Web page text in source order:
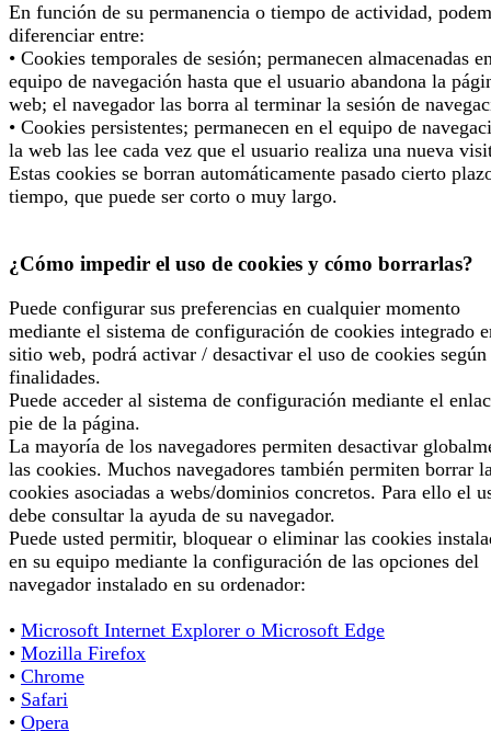
En función de su permanencia o tiempo de actividad,
diferenciar entre:
• Cookies temporales de sesión; permanecen almacenadas
equipo de navegación hasta que el usuario abandona la
web; el navegador las borra al terminar la sesión de
• Cookies persistentes; permanecen en el equipo de
la web las lee cada vez que el usuario realiza una nueva
Estas cookies se borran automáticamente pasado cierto
tiempo, que puede ser corto o muy largo.
¿Cómo impedir el uso de cookies y cómo borrarlas?
Puede configurar sus preferencias en cualquier momento
mediante el sistema de configuración de cookies integrado
sitio web, podrá activar / desactivar el uso de cookies según
finalidades.
Puede acceder al sistema de configuración mediante el
pie de la página.
La mayoría de los navegadores permiten desactivar
las cookies. Muchos navegadores también permiten borrar
cookies asociadas a webs/dominios concretos. Para ello el
debe consultar la ayuda de su navegador.
Puede usted permitir, bloquear o eliminar las cookies
en su equipo mediante la configuración de las opciones del
navegador instalado en su ordenador:
• Microsoft Internet Explorer o Microsoft Edge
• Mozilla Firefox
• Chrome
• Safari
• Opera